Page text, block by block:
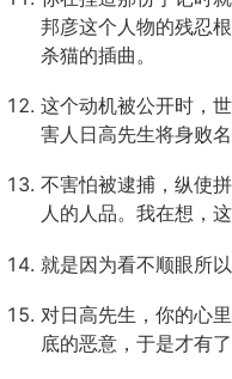
邦彦这个人物的残忍
杀猫的插曲。
这个动机被公开时，
害人日高先生将身败名
不害怕被逮捕，纵使
人的人品。我在想，
就是因为看不顺眼所以
对日高先生，你的心
底的恶意，于是才有了